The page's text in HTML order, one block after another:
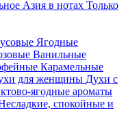
Азия в нотах Только
Ягодные
Ванильные
Карамельные
для женщины Духи с
ягодные ароматы
спокойные и